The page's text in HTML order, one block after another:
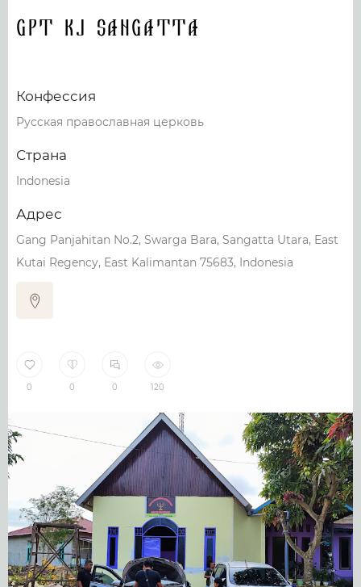
GPT KJ Sangatta
Конфессия
Русская православная церковь
Страна
Indonesia
Адрес
Gang Panjahitan No.2, Swarga Bara, Sangatta Utara, East
Kutai Regency, East Kalimantan 75683, Indonesia
0 0 0 120